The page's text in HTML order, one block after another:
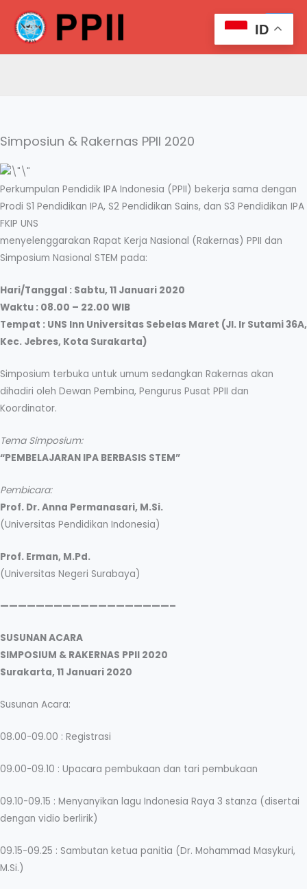
content
Search
Simposiun & Rakernas PPII 2020
Perkumpulan Pendidik IPA Indonesia (PPII) bekerja sama dengan
Prodi S1 Pendidikan IPA, S2 Pendidikan Sains, dan S3 Pendidikan IPA
FKIP UNS
menyelenggarakan Rapat Kerja Nasional (Rakernas) PPII dan
Simposium Nasional STEM pada:
Hari/Tanggal : Sabtu, 11 Januari 2020
Waktu : 08.00 – 22.00 WIB
Tempat : UNS Inn Universitas Sebelas Maret (Jl. Ir Sutami 36A,
Kec. Jebres, Kota Surakarta)
Simposium terbuka untuk umum sedangkan Rakernas akan
dihadiri oleh Dewan Pembina, Pengurus Pusat PPII dan
Koordinator.
Tema Simposium:
“PEMBELAJARAN IPA BERBASIS STEM”
Pembicara:
Prof. Dr. Anna Permanasari, M.Si.
(Universitas Pendidikan Indonesia)
Prof. Erman, M.Pd.
(Universitas Negeri Surabaya)
———————————————————–
SUSUNAN ACARA
SIMPOSIUM & RAKERNAS PPII 2020
Surakarta, 11 Januari 2020
Susunan Acara:
08.00-09.00 : Registrasi
09.00-09.10 : Upacara pembukaan dan tari pembukaan
09.10-09.15 : Menyanyikan lagu Indonesia Raya 3 stanza (disertai
dengan vidio berlirik)
09.15-09.25 : Sambutan ketua panitia (Dr. Mohammad Masykuri,
M.Si.)
ID